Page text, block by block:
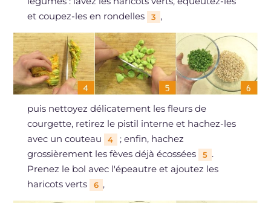
et coupez-les en rondelles
3 ,
puis nettoyez délicatement les fleurs de
courgette, retirez le pistil interne et hachez-les
avec un couteau
4
; enfin, hachez
grossièrement les fèves déjà écossées
5 .
Prenez le bol avec l'épeautre et ajoutez les
haricots verts
6 ,